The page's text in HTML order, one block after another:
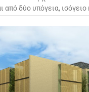
από δύο υπόγεια,